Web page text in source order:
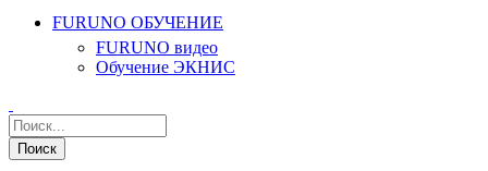
FURUNO ОБУЧЕНИЕ
FURUNO видео
Обучение ЭКНИС